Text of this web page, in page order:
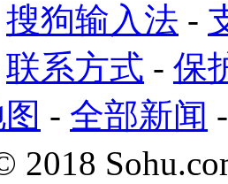
搜狗输入法 -
联系方式 - 保
- 全部新闻
2018